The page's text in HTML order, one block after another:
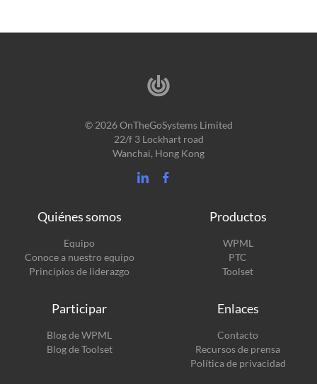
© 2026 OnTheGoSystems Limited
22/f 3 Lockhart road
Wanchai, Hong Kong
Quiénes somos
Equipo
Conoce a nuestro equipo
Principios de liderazgo
Productos
WPML
en
ventana)
PTC
abre
nueva
Toolset(se
una
ventana)
Participar
Blog de WPML
abre
Blog de Toolset(se
Enlaces
Contacto
Recursos de prensa
Política de privacidad